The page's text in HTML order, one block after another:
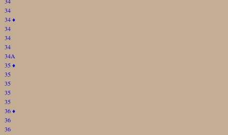
34
34♦
34
34
34
34A
35♦
35
35
35
35
36♦
36
36